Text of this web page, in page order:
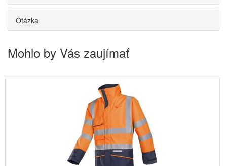
Otázka
Mohlo by Vás zaujímať